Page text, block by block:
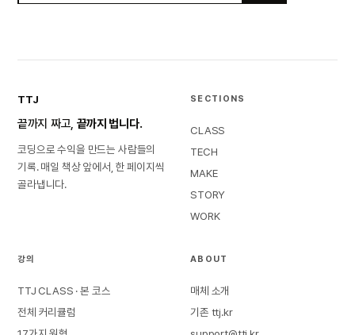
TTJ
끝까지 짜고, 끝까지 법니다.
코딩으로 수익을 만드는 사람들의
기록. 매일 책상 앞에서, 한 페이지씩
골라냅니다.
SECTIONS
CLASS
TECH
MAKE
STORY
WORK
강의
TTJ CLASS · 본 코스
전체 커리큘럼
ABOUT
매체 소개
기존 ttj.kr